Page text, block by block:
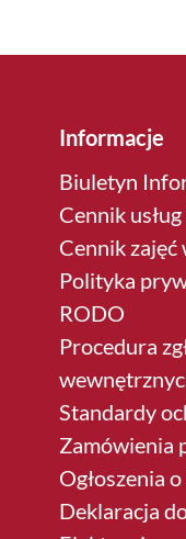
Informacje
Biuletyn
Cennik
Cennik zajęć
Polityka
RODO
Procedura
Standardy
Zamówienia
Ogłoszenia
Deklaracja